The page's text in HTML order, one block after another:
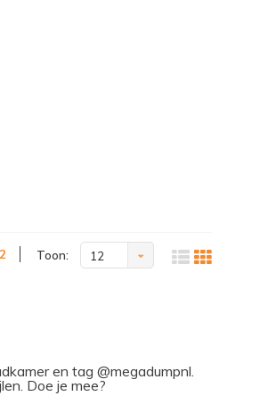
Toon: 12
en tag @megadumpnl.
Doe je mee?